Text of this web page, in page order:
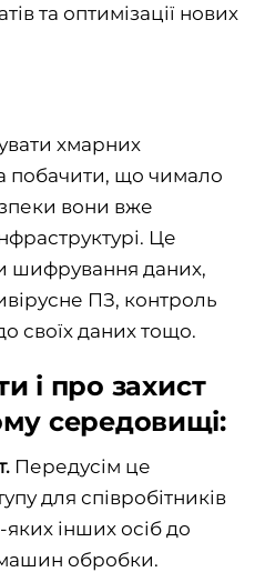
та оптимізації нових
хмарних
побачити, що чимало
вони вже
Це
шифрування даних,
ПЗ, контроль
своїх даних тощо.
і про захист
середовищі:
Передусім це
для співробітників
яких інших осіб до
обробки.